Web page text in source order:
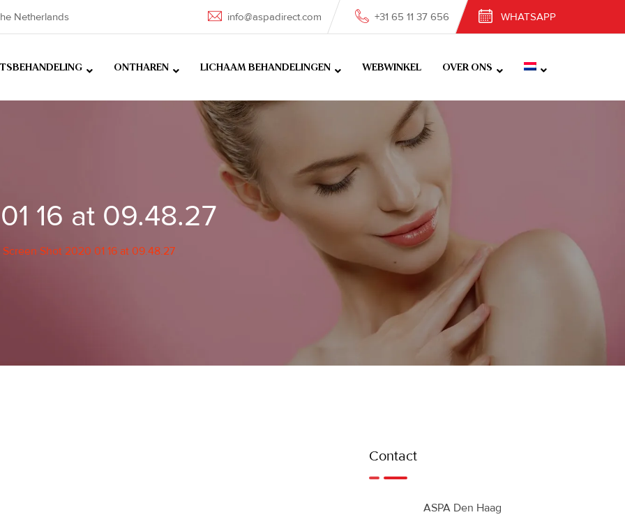
Netherlands info@aspadirect.com +31 65 11 37 656 WHATSAPP
ONTHAREN LICHAAM BEHANDELINGEN WEBWINKEL OVER ONS
16 at 09.48.27
Screen Shot 2020 01 16 at 09.48.27
Contact
ASPA Den Haag